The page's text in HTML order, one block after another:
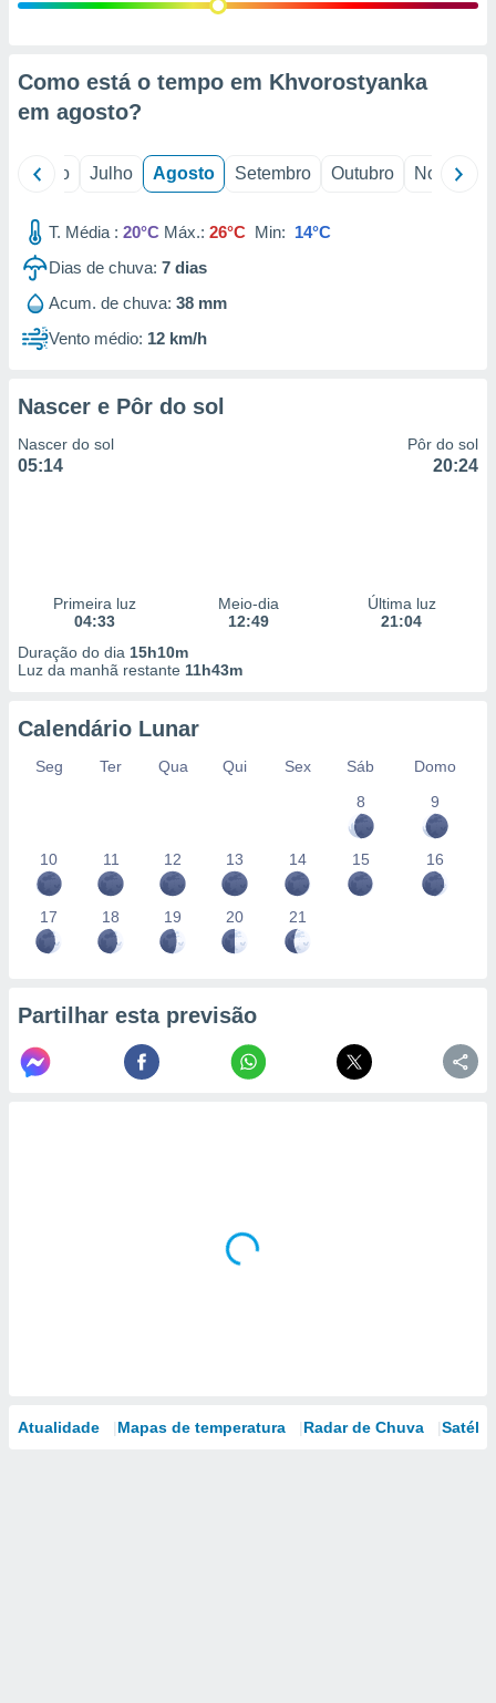
estudos
1199
Como está o tempo em Khvorostyanka
em agosto?
Junho Julho Agosto Setembro Outubro Novembro
T. Média : 20°C Máx.: 26°C Min: 14°C
Dias de chuva: 7 dias
Acum. de chuva: 38 mm
Vento médio: 12 km/h
Nascer e Pôr do sol
Nascer do sol
05:14
Pôr do sol
20:24
Primeira luz
04:33
Meio-dia
12:49
Última luz
21:04
Duração do dia 15h10m
Luz da manhã restante 11h43m
Calendário Lunar
Seg Ter Qua Qui Sex Sáb
Domo
8
9
10 11 12 13 14 15 16
17 18 19 20 21
Partilhar esta previsão
Atualidade Mapas de temperatura Radar de Chuva